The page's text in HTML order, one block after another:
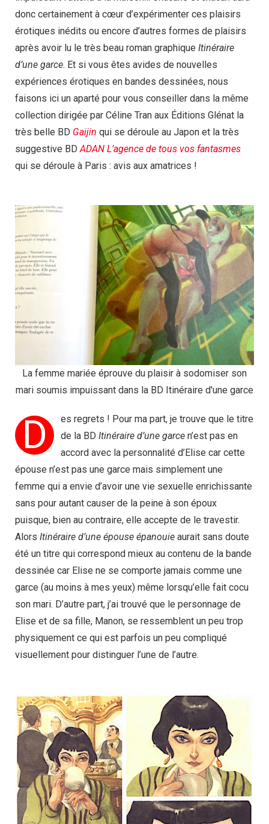
donc certainement à cœur d’expérimenter ces plaisirs
érotiques inédits ou encore d’autres formes de plaisirs
après avoir lu le très beau roman graphique Itinéraire
d’une garce. Et si vous êtes avides de nouvelles
expériences érotiques en bandes dessinées, nous
faisons ici un aparté pour vous conseiller dans la même
collection dirigée par Céline Tran aux Éditions Glénat la
très belle BD Gaijin qui se déroule au Japon et la très
suggestive BD ADAN L’agence de tous vos fantasmes
qui se déroule à Paris : avis aux amatrices !
La femme mariée éprouve du plaisir à sodomiser son
mari soumis impuissant dans la BD Itinéraire d'une garce
D
es regrets ! Pour ma part, je trouve que le titre
de la BD Itinéraire d’une garce n’est pas en
accord avec la personnalité d’Elise car cette
épouse n’est pas une garce mais simplement une
femme qui a envie d’avoir une vie sexuelle enrichissante
sans pour autant causer de la peine à son époux
puisque, bien au contraire, elle accepte de le travestir.
Alors Itinéraire d’une épouse épanouie aurait sans doute
été un titre qui correspond mieux au contenu de la bande
dessinée car Elise ne se comporte jamais comme une
garce (au moins à mes yeux) même lorsqu’elle fait cocu
son mari. D’autre part, j’ai trouvé que le personnage de
Elise et de sa fille, Manon, se ressemblent un peu trop
physiquement ce qui est parfois un peu compliqué
visuellement pour distinguer l’une de l’autre.